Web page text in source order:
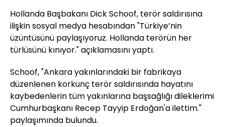
Hollanda Başbakanı Dick Schoof, terör saldırısına
ilişkin sosyal medya hesabından "Türkiye’nin
üzüntüsünü paylaşıyoruz. Hollanda terörün her
türlüsünü kınıyor." açıklamasını yaptı.
Schoof, "Ankara yakınlarındaki bir fabrikaya
düzenlenen korkunç terör saldırısında hayatını
kaybedenlerin tüm yakınlarına başsağlığı dileklerimi
Cumhurbaşkanı Recep Tayyip Erdoğan'a ilettim."
paylaşımında bulundu.